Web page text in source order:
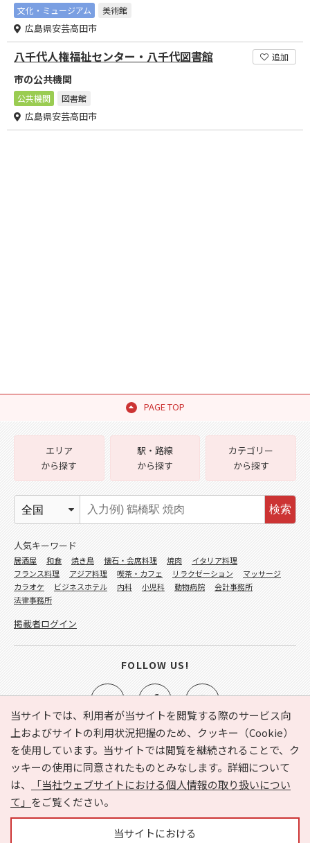
文化・ミュージアム 美術館
広島県安芸高田市
八千代人権福祉センター・八千代図書館 追加
市の公共機関
公共機関 図書館
広島県安芸高田市
PAGE TOP
当サイトでは、利用者が当サイトを閲覧する際のサービス向
上およびサイトの利用状況把握のため、クッキー（Cookie）
を使用しています。当サイトでは閲覧を継続されることで、ク
ッキーの使用に同意されたものとみなします。詳細について
は、
「当社ウェブサイトにおける個人情報の取り扱いについ
て」 をご覧ください。
当サイトにおける
e-NAVITA（イーナビタ）とは？ お気に入り
ヘルプ
利用規約
個人情報の取り扱いについて
運営会社
サイトマップ
広告掲載に関するお問い合わせ
エリア
から探す
駅・路線
から探す
カテゴリー
から探す
検索
人気キーワード
居酒屋 和食 焼き鳥 懐石・会席料理 焼肉
イタリア料理
フランス料理
アジア料理 喫茶・カフェ リラクゼーション
マッサージ
カラオケ
ビジネスホテル 内科 小児科 動物病院
会計事務所
法律事務所
掲載者ログイン
FOLLOW US!